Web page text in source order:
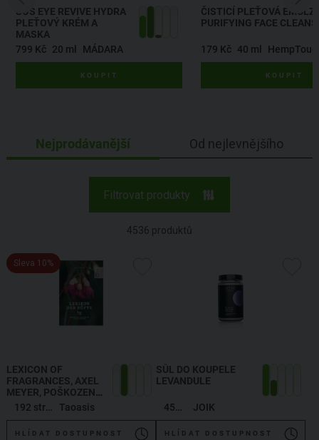
SOS EYE REVIVE HYDRA
PLEŤOVÝ KRÉM A
MASKA
799 Kč
20 ml MÁDARA
KOUPIT
ČISTICÍ PLEŤOVÁ
PURIFYING FACE
179 Kč 40 ml
KOUPIT
Nejprodávanější Od nejlevnějšího
Filtrovat produkty
4536 produktů
Sleva 10%
LEXICON OF
FRAGRANCES, AXEL
MEYER, POŠKOZENO
AXEL MEYER:
LEXIKON DER DÜFTE
Taoasis
HLÍDAT DOSTUPNOST
SŮL DO KOUPELE
LEVANDULE
JOIK
HLÍDAT DOSTUPNOST